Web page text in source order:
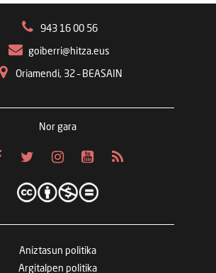
943 16 00 56
goiberri@hitza.eus
Oriamendi, 32 – BEASAIN
Nor gara
Aniztasun politika
Argitalpen politika